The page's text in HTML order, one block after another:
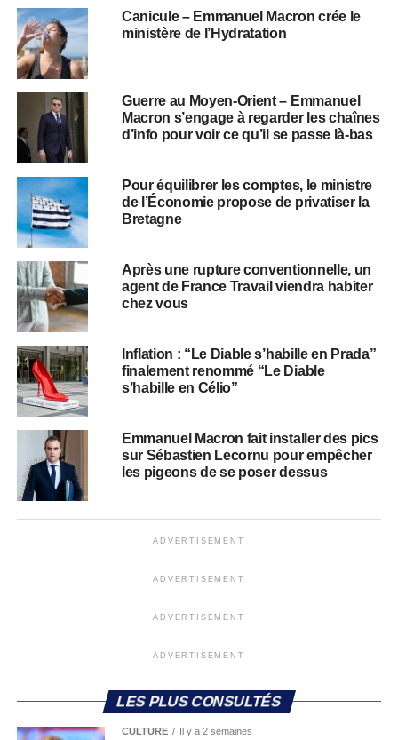
Canicule – Emmanuel Macron crée le
ministère de l’Hydratation
Guerre au Moyen-Orient – Emmanuel
Macron s’engage à regarder les chaînes
d’info pour voir ce qu’il se passe là-bas
Pour équilibrer les comptes, le ministre
de l’Économie propose de privatiser la
Bretagne
Après une rupture conventionnelle, un
agent de France Travail viendra habiter
chez vous
Inflation : “Le Diable s’habille en Prada”
finalement renommé “Le Diable
s’habille en Célio”
Emmanuel Macron fait installer des pics
sur Sébastien Lecornu pour empêcher
les pigeons de se poser dessus
ADVERTISEMENT
ADVERTISEMENT
ADVERTISEMENT
ADVERTISEMENT
LES PLUS CONSULTÉS
CULTURE Il y a 2 semaines